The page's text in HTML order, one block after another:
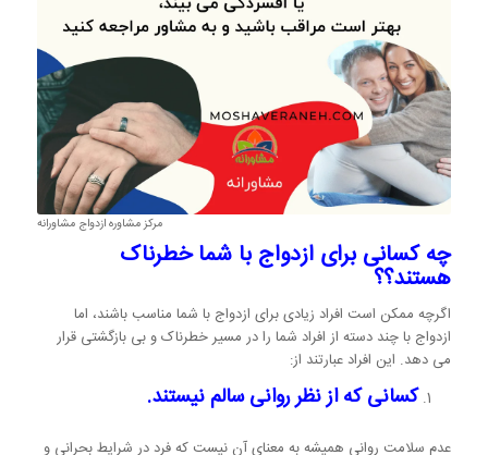
مرکز مشاوره ازدواج مشاورانه
چه کسانی برای ازدواج با شما خطرناک
هستند؟؟
اگرچه ممکن است افراد زیادی برای ازدواج با شما مناسب باشند، اما
ازدواج با چند دسته از افراد شما را در مسیر خطرناک و بی بازگشتی قرار
می دهد. این افراد عبارتند از:
کسانی که از نظر روانی سالم نیستند.
عدم سلامت روانی همیشه به معنای آن نیست که فرد در شرایط بحرانی و